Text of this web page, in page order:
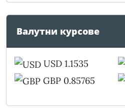
Валутни курсове
USD 1.1535
GBP 0.85765